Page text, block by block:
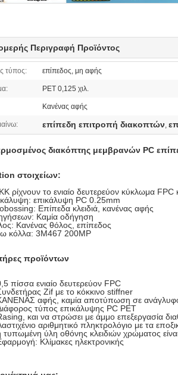
Περιγραφή Προϊόντος
τύπος: επίπεδος, μη αφής
PET 0,125 χιλ.
Κανένας αφής
επίπεδη επιτροπή διακοπτών,
διακόπτης μεμβρανών PC
στοιχείων:
ρίχνουν το ενιαίο δευτερεύον κύκλωμα
επικάλυψη PC 0.25mm
Επίπεδα κλειδιά, κανένας αφής
Καμία οδήγηση
Κανένας θόλος, επίπεδος
3M467 200MP
προϊόντων
πίσσα ενιαίο δευτερεύον FPC
Zif με το κόκκινο stiffner
αφής, καμία αποτύπωση σε
τύπος επικάλυψης PC PET
και να στρώσει με άμμο επεξεργασία
αριθμητικό πληκτρολόγιο με τα
τυπωμένη ύλη οθόνης κλειδιών χρώματος
Κλίμακες ηλεκτρονικής